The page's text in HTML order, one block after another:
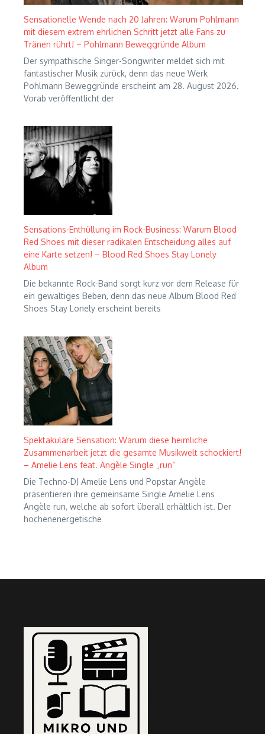
Sensationelle Wende nach 20 Jahren: Warum Pohlmann
mit diesem extrem ehrlichen Schritt jetzt alle Fans zu
Tränen rührt! – Pohlmann Beweggründe Album
Der sympathische Singer-Songwriter meldet sich mit
fantastischer Musik zurück, denn das neue Werk
Pohlmann Beweggründe erscheint am 28. August 2026.
Vorab veröffentlicht der
Sensations-Enthüllung im Rock-Business: Warum Blood
Red Shoes mit dieser radikalen Entscheidung alles auf
eine Karte setzen! – Blood Red Shoes Stay Lonely
Album
Die bekannte Rock-Band sorgt kurz vor dem Release für
ein gewaltiges Beben, denn das neue Album Blood Red
Shoes Stay Lonely erscheint bereits
Spektakuläre Sensation: Warum diese heimliche
Zusammenarbeit jetzt die gesamte Musikwelt schockiert!
– Amelie Lens feat. Angèle Single „run“
Die Techno-DJ Amelie Lens und Popstar Angèle
präsentieren ihre gemeinsame Single Amelie Lens
Angèle run, welche ab sofort überall erhältlich ist. Der
hochenenergetische